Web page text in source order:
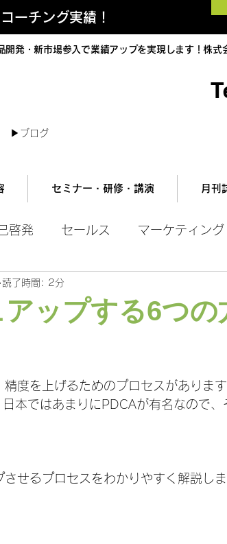
ーチング実績！
発・新市場参入で業績アップを実現します！株
▶︎ブログ
セミナー・研修・講演 月刊
啓発 セールス マーケティング
ップする6つの
読了時間: 2分
度を上げるためのプロセスがあります
本ではあまりにPDCAが有名なので、
せるプロセスをわかりやすく解説しま